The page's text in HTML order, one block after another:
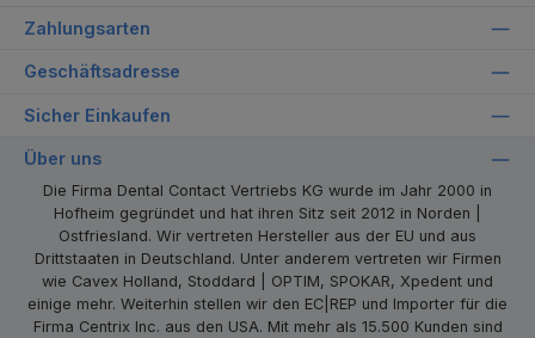
Zahlungsarten
Geschäftsadresse
Sicher Einkaufen
Über uns
Die Firma Dental Contact Vertriebs KG wurde im Jahr 2000 in
Hofheim gegründet und hat ihren Sitz seit 2012 in Norden |
Ostfriesland. Wir vertreten Hersteller aus der EU und aus
Drittstaaten in Deutschland. Unter anderem vertreten wir Firmen
wie Cavex Holland, Stoddard | OPTIM, SPOKAR, Xpedent und
einige mehr. Weiterhin stellen wir den EC|REP und Importer für die
Firma Centrix Inc. aus den USA. Mit mehr als 15.500 Kunden sind